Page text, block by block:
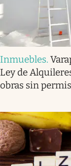
Inmuebles.
Ley de
obras sin